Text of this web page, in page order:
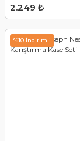
2.249 ₺
%10 İndirimli